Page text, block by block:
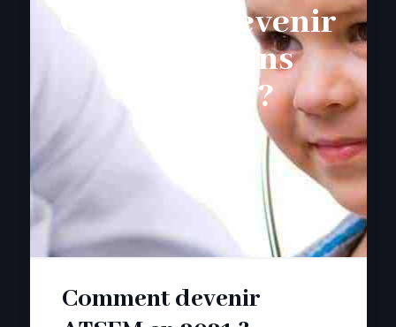
Comment devenir
ATSEM sans
diplôme ?
Comment devenir